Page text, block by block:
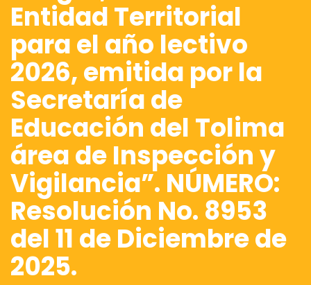
Entidad Territorial
para el año lectivo
2026, emitida por la
Secretaría de
Educación del Tolima
área de Inspección y
Vigilancia”. NÚMERO:
Resolución No. 8953
del 11 de Diciembre de
2025.